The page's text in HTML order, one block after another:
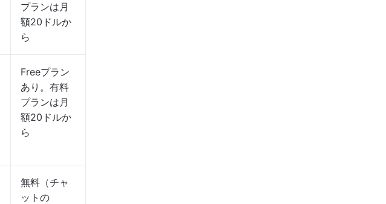
プランは月
額20ドルか
ら
Freeプラン
あり。有料
プランは月
額20ドルか
ら
無料（チャ
ットの